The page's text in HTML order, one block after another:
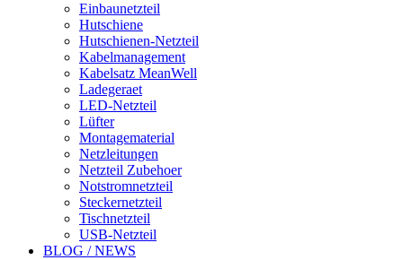
Einbaunetzteil
Hutschiene
Hutschienen-Netzteil
Kabelmanagement
Kabelsatz MeanWell
Ladegeraet
LED-Netzteil
Lüfter
Montagematerial
Netzleitungen
Netzteil Zubehoer
Notstromnetzteil
Steckernetzteil
Tischnetzteil
USB-Netzteil
BLOG / NEWS